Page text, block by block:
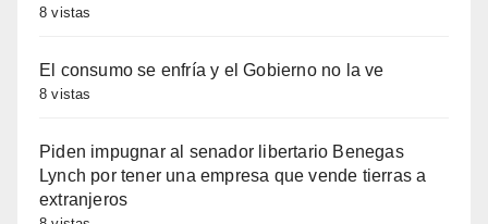
8 vistas
El consumo se enfría y el Gobierno no la ve
8 vistas
Piden impugnar al senador libertario Benegas
Lynch por tener una empresa que vende tierras a
extranjeros